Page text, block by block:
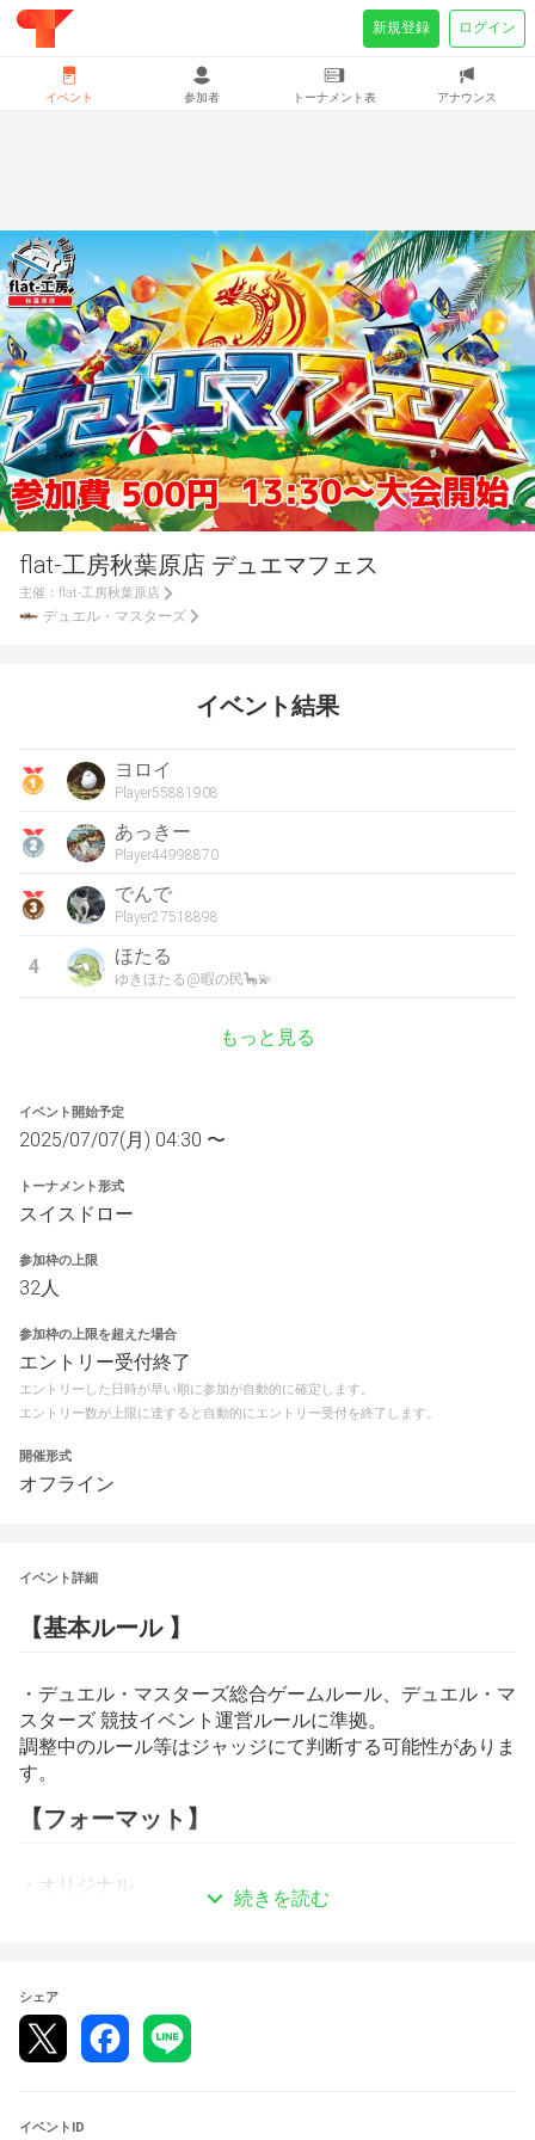
flat-工房秋葉原店 デュエマフェス
主催： flat-工房秋葉原店
デュエル・マスターズ
イベント結果
ヨロイ
Player55881908
あっきー
Player44998870
でんで
Player27518898
4 ほたる
ゆきほたる@暇の民🦕💫
もっと見る
イベント開始予定
2025/07/07(月) 04:30 〜
トーナメント形式
スイスドロー
参加枠の上限
32人
参加枠の上限を超えた場合
エントリー受付終了
エントリーした日時が早い順に参加が自動的に確定します。
エントリー数が上限に達すると自動的にエントリー受付を終了します。
開催形式
オフライン
イベント詳細
【基本ルール 】
・デュエル・マスターズ総合ゲームルール、デュエル・マ
スターズ 競技イベント運営ルールに準拠。
調整中のルール等はジャッジにて判断する可能性がありま
す。
【フォーマット】
・オリジナル
・スイスドロー形式
回戦数は当日の参加人数によって変動します。
2～4 名：総当り戦
17～32 名：5 回戦
続きを読む
シェア
イベントID
イベント 参加者 トーナメント表 アナウンス
新規登録 ログイン